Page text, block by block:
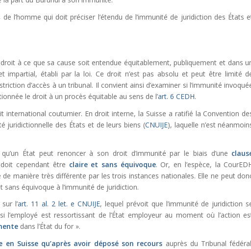
l’homme qui doit préciser l’étendu de l’immunité de juridiction des États
à ce que sa cause soit entendue équitablement, publiquement et dans
impartial, établi par la loi. Ce droit n’est pas absolu et peut être limité
d’accès à un tribunal. Il convient ainsi d’examiner si l’immunité
le droit à un procès équitable au sens de l’art. 6 CEDH.
international coutumier. En droit interne, la Suisse a ratifié la Convention
juridictionnelle des États et de leurs biens (CNUIJE), laquelle n’est
État peut renoncer à son droit d’immunité par le biais d’une
cependant être claire et sans équivoque. Or, en l’espèce, la
manière très différente par les trois instances nationales. Elle ne peut
équivoque à l’immunité de juridiction.
l’art. 11 al. 2 let. e CNUIJE, lequel prévoit que l’immunité de juridiction
l’employé est ressortissant de l’État employeur au moment où l’action
dans l’État du for ».
en Suisse qu’après avoir déposé son recours auprès du Tribunal